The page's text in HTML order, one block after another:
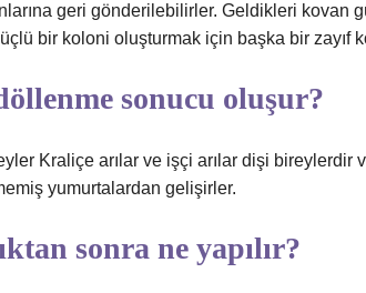
geri gönderilebilirler. Geldikleri kovan
bir koloni oluşturmak için başka bir zayıf
sonucu oluşur?
Kraliçe arılar ve işçi arılar dişi
yumurtalardan gelişirler.
sonra ne yapılır?